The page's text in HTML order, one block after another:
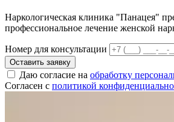
Наркологическая клиника "Панацея"
профессиональное лечение женской
Номер для консультации
Оставить заявку
Даю согласие на обработку
Согласен с политикой